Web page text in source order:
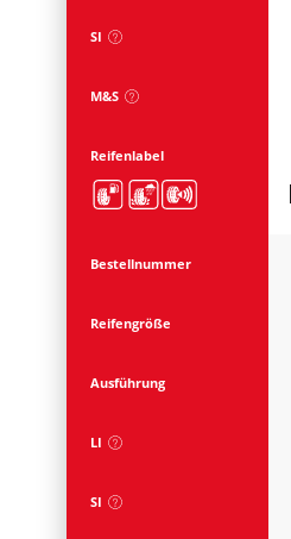
SI
M&S
Reifenlabel
Bestellnummer
Reifengröße
Ausführung
LI
SI